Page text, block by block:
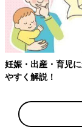
らえる補助金・助